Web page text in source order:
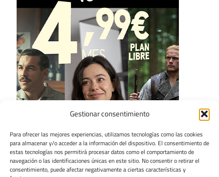
Gestionar consentimiento
Para ofrecer las mejores experiencias, utilizamos tecnologías como las cookies
para almacenar y/o acceder a la información del dispositivo. El consentimiento de
estas tecnologías nos permitirá procesar datos como el comportamiento de
navegación o las identificaciones únicas en este sitio. No consentir o retirar el
consentimiento, puede afectar negativamente a ciertas características y